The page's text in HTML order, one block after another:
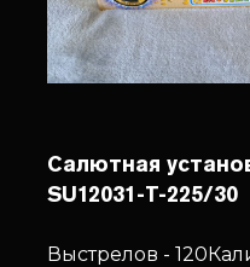
Салютная
SU12031-T-225/30
Выстрелов - 120